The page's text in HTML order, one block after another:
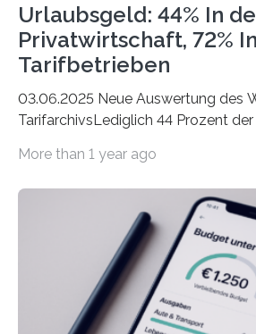
Urlaubsgeld: 44% In
Privatwirtschaft, 72% In
Tarifbetrieben
03.06.2025 Neue Auswertung des
TarifarchivsLediglich 44 Prozent
tarifgebundenen Betrieben ist der
Unterkünfte fast überall deutlich
viele Beschäftigte ist deshalb das
Juli ausgezahlte Urlaubsgeld ein
sich den wohlverdienten
können. Allerdings erhält mit 44
einmal die Hälfte aller
More than 1 year ago